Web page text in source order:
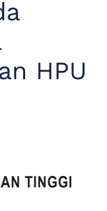
HPU